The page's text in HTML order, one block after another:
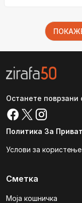
Останете поврзани
Политика За
Услови за користење
Сметка
Моја кошничка